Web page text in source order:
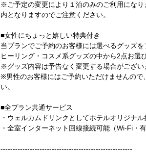
※ご予定の変更により１泊のみのご利用にな
内となりますのでご注意ください。
■女性にちょっと嬉しい特典付き
当プランでご予約のお客様には選べるグッズを
ヒーリング・コスメ系グッズの中から2点お選
※グッズ内容は予告なく変更する場合がござい
※男性のお客様にはご予約いただけませんので
い。
■全プラン共通サービス
・ウェルカムドリンクとしてホテルオリジナ
・全室インターネット回線接続可能（Wi-Fi・有
------------------------------------------------------
2泊以上の宿泊がお得なプ